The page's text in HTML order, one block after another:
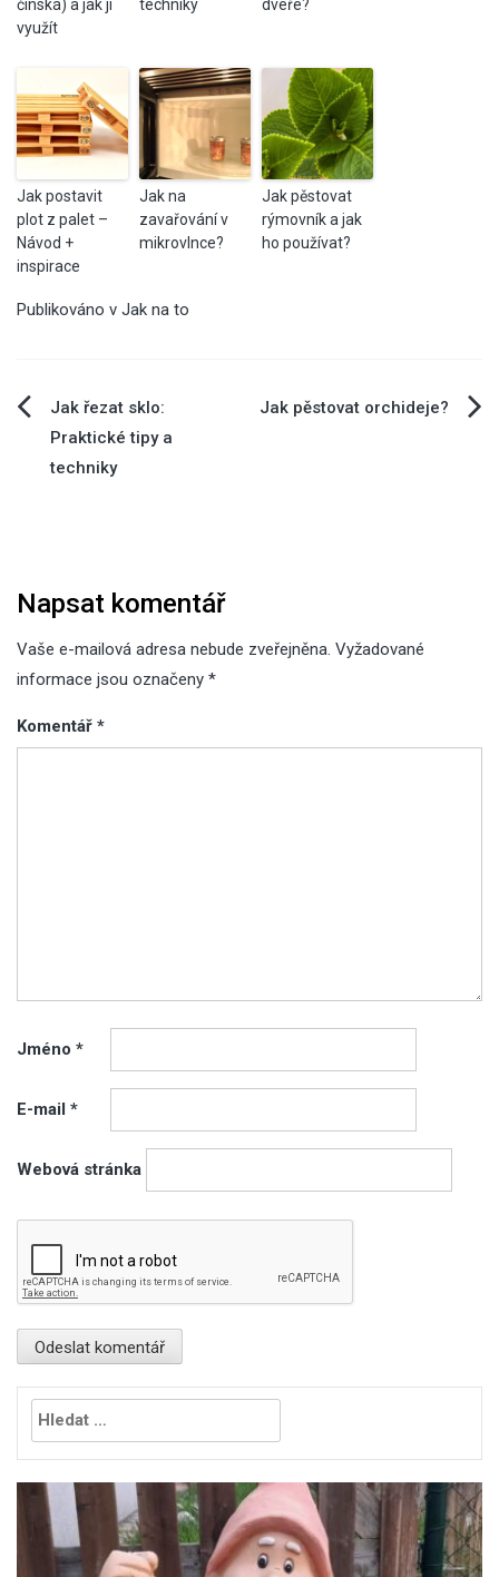
čínská) a jak ji
využít
techniky dveře?
Jak postavit
plot z palet –
Návod +
inspirace
Jak na
zavařování v
mikrovlnce?
Jak pěstovat
rýmovník a jak
ho používat?
Publikováno v Jak na to
Navigace
pro
Jak řezat sklo:
Praktické tipy a
techniky
Jak pěstovat orchideje?
Napsat komentář
Vaše e-mailová adresa nebude zveřejněna. Vyžadované
informace jsou označeny *
Komentář *
Jméno *
E-mail *
Webová stránka
Vyhledávání